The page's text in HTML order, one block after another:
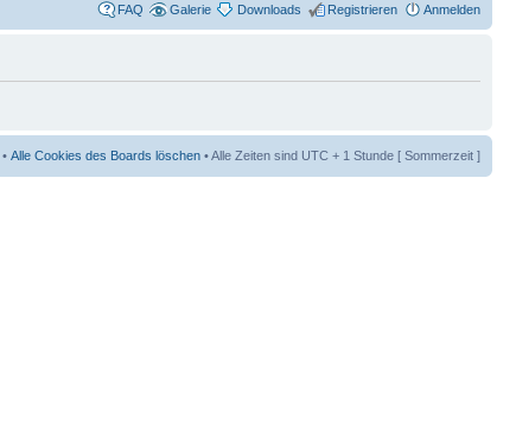
FAQ Galerie Downloads Registrieren Anmelden
• Alle Cookies des Boards löschen • Alle Zeiten sind UTC + 1 Stunde [ Sommerzeit ]